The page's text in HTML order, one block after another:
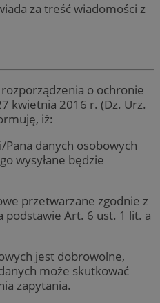
za treść wiadomości z
o ochronie
kwietnia 2016 r. (Dz. Urz.
iż:
danych osobowych
wysyłane będzie
przetwarzane zgodnie z
podstawie Art. 6 ust. 1 lit. a
jest dobrowolne,
może skutkować
zapytania.